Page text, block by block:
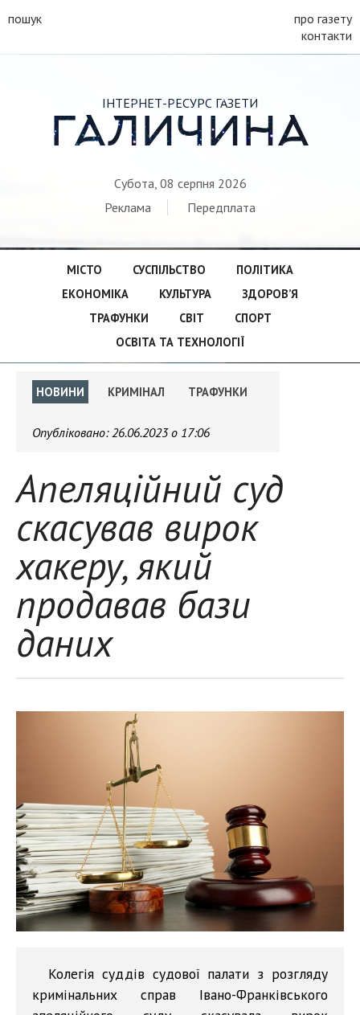
пошук
про газету
контакти
ІНТЕРНЕТ-РЕСУРС ГАЗЕТИ
ГАЛИЧИНА
Субота, 08 серпня 2026
Реклама
Передплата
МІСТО СУСПІЛЬСТВО
ПОЛІТИКА
ЕКОНОМІКА
КУЛЬТУРА
ЗДОРОВ’Я
ТРАФУНКИ
СВІТ
СПОРТ
ОСВІТА ТА ТЕХНОЛОГІЇ
НОВИНИ КРИМІНАЛ ТРАФУНКИ
Опубліковано:26.06.2023 о 17:06
Апеляційний суд
скасував вирок
хакеру, який
продавав бази
даних
Колегія суддів судової палати з розгляду
кримінальних справ Івано-Франківського